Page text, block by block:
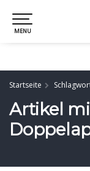
MENU
Startseite
Artikel